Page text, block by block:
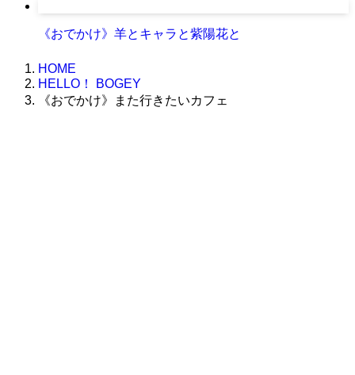
《おでかけ》羊とキャラと紫陽花と
HOME
HELLO！ BOGEY
《おでかけ》また行きたいカフェ